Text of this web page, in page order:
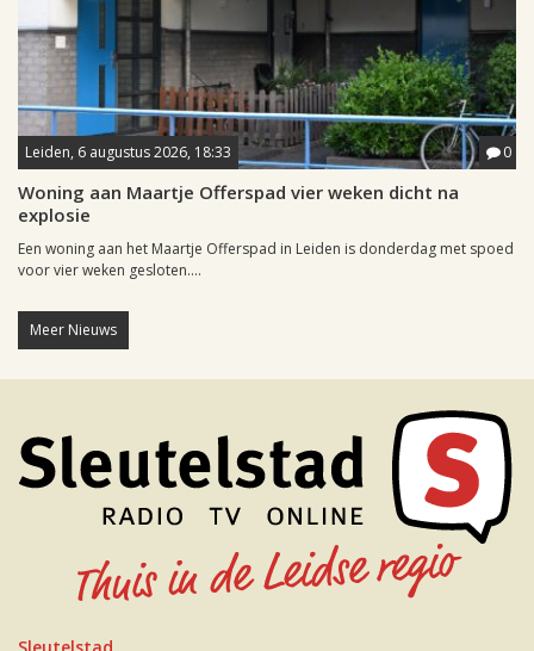
Leiden, 6 augustus 2026, 18:33 0
Woning aan Maartje Offerspad vier weken dicht na
explosie
Een woning aan het Maartje Offerspad in Leiden is donderdag met spoed
voor vier weken gesloten....
Meer Nieuws